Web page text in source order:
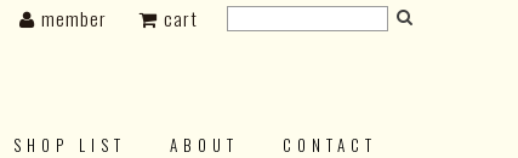
SHOP LIST ABOUT CONTACT
member cart